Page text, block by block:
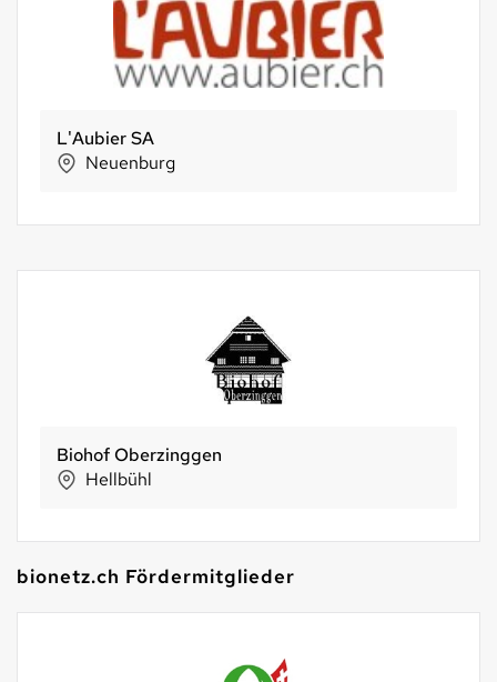
L'Aubier SA
Neuenburg
Biohof Oberzinggen
Hellbühl
bionetz.ch Fördermitglieder